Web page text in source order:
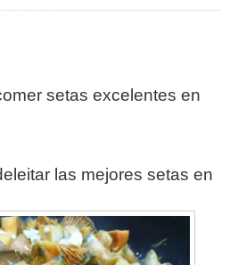
setas excelentes en
las mejores setas en